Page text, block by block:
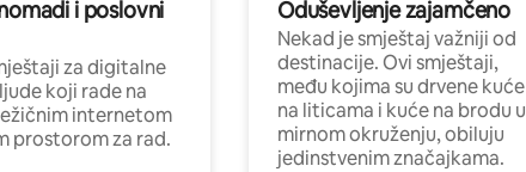
i poslovni
za digitalne
koji rade na
internetom
prostorom za rad.
Oduševljenje zajamčeno
Nekad je smještaj važniji od
destinacije. Ovi smještaji,
među kojima su drvene kuće
na liticama i kuće na brodu u
mirnom okruženju, obiluju
jedinstvenim značajkama.